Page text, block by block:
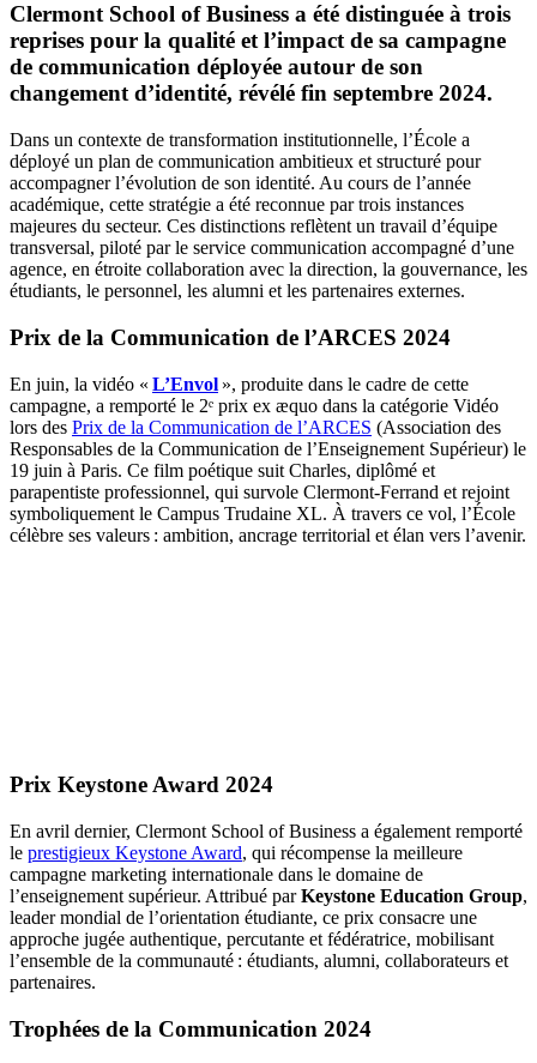
Clermont School of Business a été distinguée à trois
reprises pour la qualité et l’impact de sa campagne
de communication déployée autour de son
changement d’identité, révélé fin septembre 2024.
Dans un contexte de transformation institutionnelle, l’École a
déployé un plan de communication ambitieux et structuré pour
accompagner l’évolution de son identité. Au cours de l’année
académique, cette stratégie a été reconnue par trois instances
majeures du secteur. Ces distinctions reflètent un travail d’équipe
transversal, piloté par le service communication accompagné d’une
agence, en étroite collaboration avec la direction, la gouvernance, les
étudiants, le personnel, les alumni et les partenaires externes.
Prix de la Communication de l’ARCES 2024
En juin, la vidéo « L’Envol », produite dans le cadre de cette
campagne, a remporté le 2ᵉ prix ex æquo dans la catégorie Vidéo
lors des Prix de la Communication de l’ARCES (Association des
Responsables de la Communication de l’Enseignement Supérieur) le
19 juin à Paris. Ce film poétique suit Charles, diplômé et
parapentiste professionnel, qui survole Clermont-Ferrand et rejoint
symboliquement le Campus Trudaine XL. À travers ce vol, l’École
célèbre ses valeurs : ambition, ancrage territorial et élan vers l’avenir.
Prix Keystone Award 2024
En avril dernier, Clermont School of Business a également remporté
le prestigieux Keystone Award, qui récompense la meilleure
campagne marketing internationale dans le domaine de
l’enseignement supérieur. Attribué parKeystone Education Group,
leader mondial de l’orientation étudiante, ce prix consacre une
approche jugée authentique, percutante et fédératrice, mobilisant
l’ensemble de la communauté : étudiants, alumni, collaborateurs et
partenaires.
Trophées de la Communication 2024